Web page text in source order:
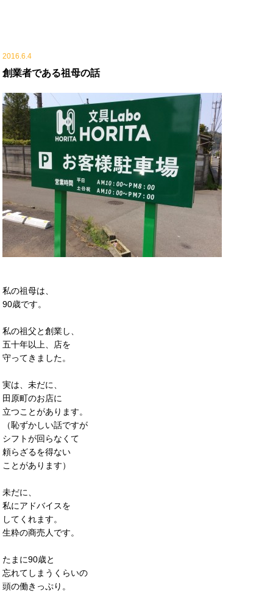
2016.6.4
創業者である祖母の話
私の祖母は、
90歳です。
私の祖父と創業し、
五十年以上、店を
守ってきました。
実は、未だに、
田原町のお店に
立つことがあります。
（恥ずかしい話ですが
シフトが回らなくて
頼らざるを得ない
ことがあります）
未だに、
私にアドバイスを
してくれます。
生粋の商売人です。
たまに90歳と
忘れてしまうくらいの
頭の働きっぷり。